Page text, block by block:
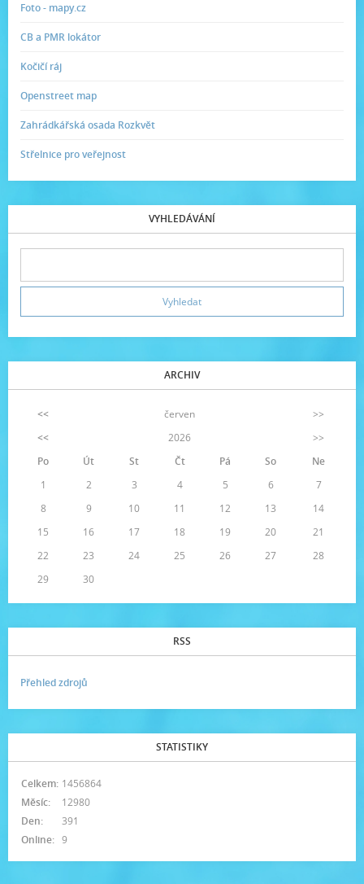
Foto - mapy.cz
CB a PMR lokátor
Kočičí ráj
Openstreet map
Zahrádkářská osada Rozkvět
Střelnice pro veřejnost
VYHLEDÁVÁNÍ
ARCHIV
<< červen
>>
<<
2026
>>
Po
Út St Čt Pá So
Ne
1
2 3 4 5 6
7
8
9 10 11 12 13
14
15
16 17 18 19 20
21
22
23 24 25 26 27
28
29
30
RSS
Přehled zdrojů
STATISTIKY
Online: 9
Celkem: 1456864
Měsíc:
12980
Den:
391